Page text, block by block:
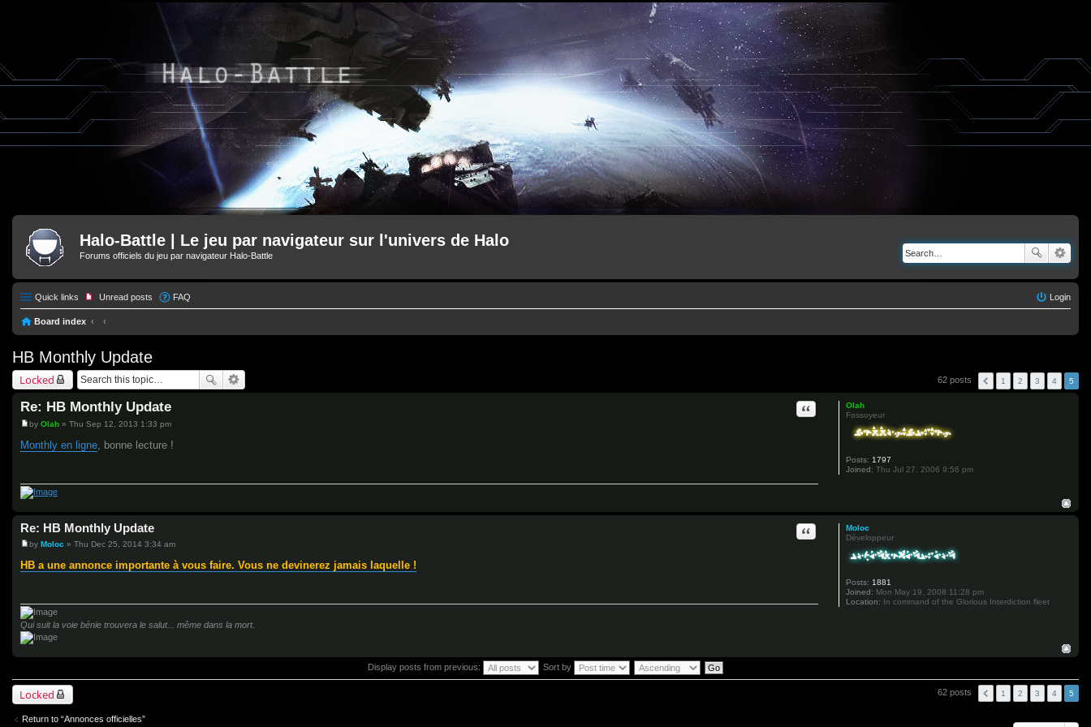
Halo-Battle | Le jeu par navigateur sur l'univers de Halo
Forums officiels du jeu par navigateur Halo-Battle
Quick links Unread posts FAQ Login
Board index
HB Monthly Update
Locked 62 posts 1 2 3 4 5
Olah
Fossoyeur
Posts: 1797
Joined: Thu Jul 27, 2006 9:56 pm
Re: HB Monthly Update Quote
P
s
by Olah » Thu Sep 12, 2013 1:33 pm
Monthly en ligne , bonne lecture !
Moloc
Développeur
Posts: 1881
Joined: Mon May 19, 2008 11:28 pm
Location: In command of the Glorious Interdiction fleet
Re: HB Monthly Update Quote
P
o
s
by Moloc » Thu Dec 25, 2014 3:34 am
HB a une annonce importante à vous faire. Vous ne devinerez jamais laquelle !
Qui suit la voie bénie trouvera le salut... même dans la mort.
Display posts from previous: Sort by
Locked 62 posts 1 2 3 4 5
Return to “Annonces officielles”